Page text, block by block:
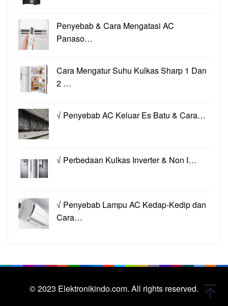
Penyebab & Cara Mengatasi AC
Panaso…
Cara Mengatur Suhu Kulkas Sharp 1 Dan
2 …
√ Penyebab AC Keluar Es Batu & Cara…
√ Perbedaan Kulkas Inverter & Non I…
√ Penyebab Lampu AC Kedap-Kedip dan
Cara…
© 2023 Elektronikindo.com. All rights reserved.